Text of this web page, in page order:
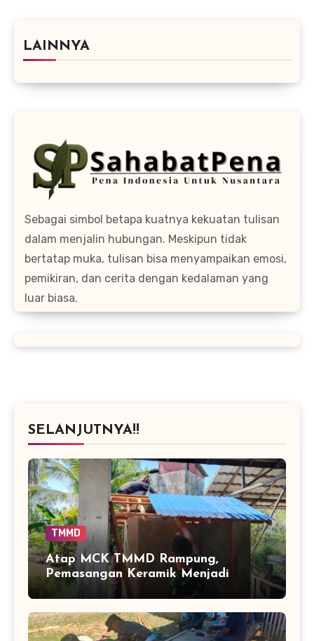
LAINNYA
Sebagai simbol betapa kuatnya kekuatan tulisan
dalam menjalin hubungan. Meskipun tidak
bertatap muka, tulisan bisa menyampaikan emosi,
pemikiran, dan cerita dengan kedalaman yang
luar biasa.
SELANJUTNYA!!
TMMD
Atap MCK TMMD Rampung,
Pemasangan Keramik Menjadi
Sentuhan Akhir Fasilitas Sanitasi di
Tamban Bangun